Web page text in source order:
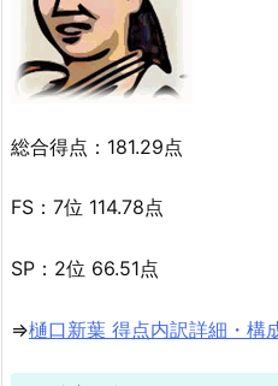
総合得点：181.29点
FS：7位 114.78点
SP：2位 66.51点
⇒樋口新葉 得点内訳詳細・構